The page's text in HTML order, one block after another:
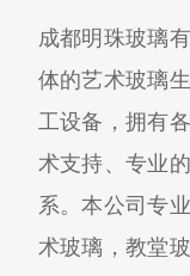
成都明珠玻璃
体的艺术玻璃
工设备，拥有
术支持、专业
系。本公司专
术玻璃，教堂